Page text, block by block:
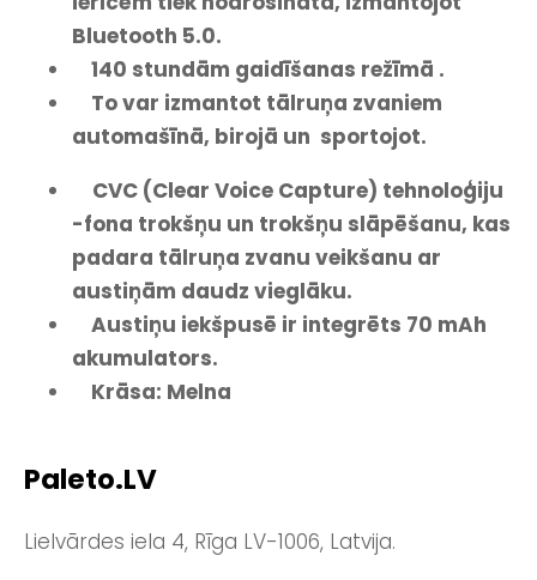
Paleto.LV
Lielvārdes iela 4, Rīga LV-1006, Latvija.
Bluetooth 5.0.
140 stundām gaidīšanas režīmā .
To var izmantot tālruņa zvaniem
automašīnā, birojā un sportojot.
CVC (Clear Voice Capture) tehnoloģiju
-fona trokšņu un trokšņu slāpēšanu, kas
padara tālruņa zvanu veikšanu ar
austiņām daudz vieglāku.
Austiņu iekšpusē ir integrēts 70 mAh
akumulators.
Krāsa: Melna